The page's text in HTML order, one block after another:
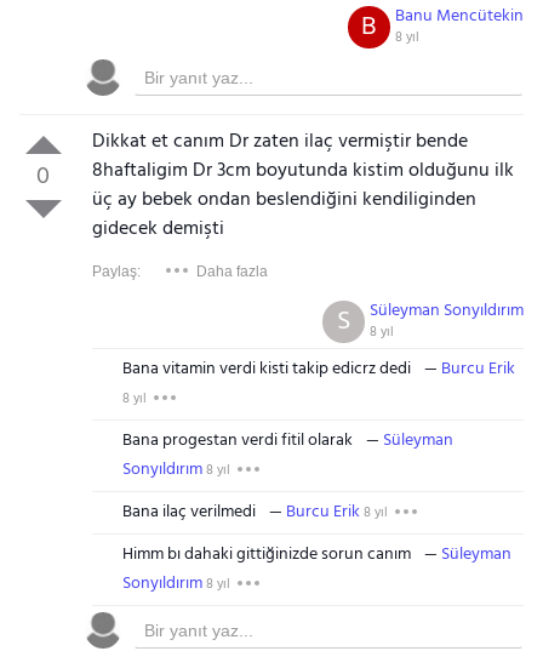
Banu Mencütekin
8 yıl
B
0
Dikkat et canım Dr zaten ilaç vermiştir bende
8haftaligim Dr 3cm boyutunda kistim olduğunu ilk
üç ay bebek ondan beslendiğini kendiliginden
gidecek demişti
Paylaş: Daha fazla
Süleyman Sonyıldırım
8 yıl
S
Bana vitamin verdi kisti takip edicrz dedi Burcu Erik
8 yıl
Bana progestan verdi fitil olarak
Süleyman
Sonyıldırım8 yıl
Bana ilaç verilmedi Burcu Erik 8 yıl
Himm bı dahaki gittiğinizde sorun canım
Süleyman
Sonyıldırım8 yıl